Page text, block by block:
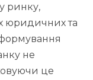
ринку,
юридичних та
не
це